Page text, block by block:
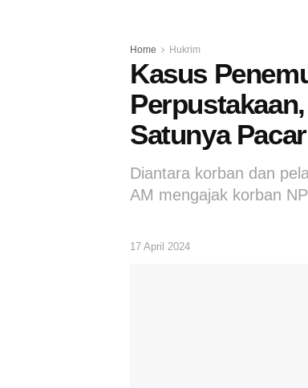
Home Hukrim
Kasus
Satunya
Diantara korban dan
AM mengajak korban
17 April 2024